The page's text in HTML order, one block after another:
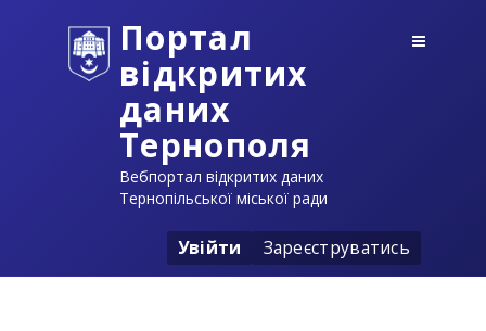
Портал
відкритих
даних
Тернополя
Вебпортал відкритих даних
Тернопільської міської ради
Увійти Зареєструватись